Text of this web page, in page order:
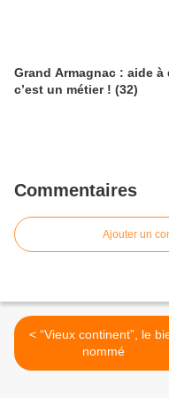
Grand Armagnac : aide à
c’est un métier ! (32)
Commentaires
Ajouter un
< “Vieux continent”, le bien
nommé